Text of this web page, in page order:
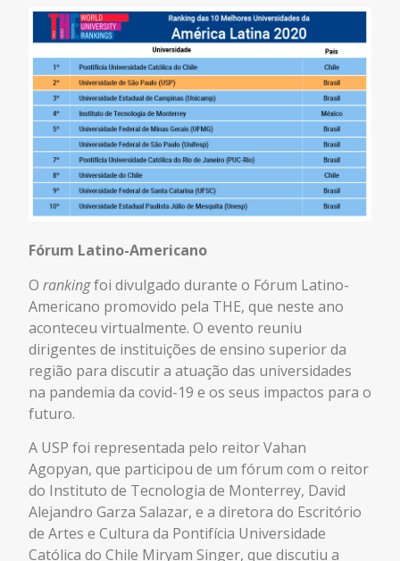
Fórum Latino-Americano
O rankingfoi divulgado durante o Fórum Latino-
Americano promovido pela THE, que neste ano
aconteceu virtualmente. O evento reuniu
dirigentes de instituições de ensino superior da
região para discutir a atuação das universidades
na pandemia da covid-19 e os seus impactos para o
futuro.
A USP foi representada pelo reitor Vahan
Agopyan, que participou de um fórum com o reitor
do Instituto de Tecnologia de Monterrey, David
Alejandro Garza Salazar, e a diretora do Escritório
de Artes e Cultura da Pontifícia Universidade
Católica do Chile Miryam Singer, que discutiu a